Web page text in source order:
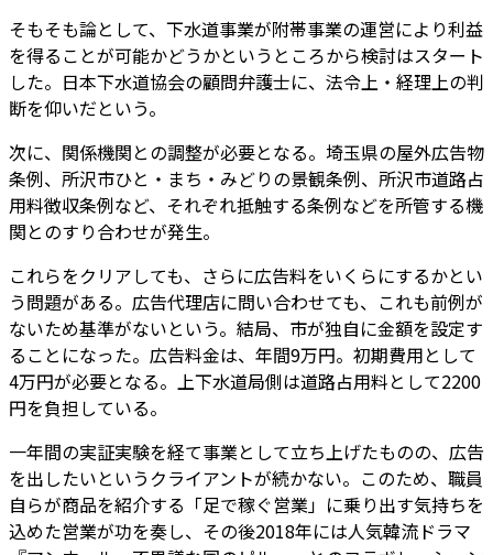
そもそも論として、下水道事業が附帯事業の運営により利益
を得ることが可能かどうかというところから検討はスタート
した。日本下水道協会の顧問弁護士に、法令上・経理上の判
断を仰いだという。
次に、関係機関との調整が必要となる。埼玉県の屋外広告物
条例、所沢市ひと・まち・みどりの景観条例、所沢市道路占
用料徴収条例など、それぞれ抵触する条例などを所管する機
関とのすり合わせが発生。
これらをクリアしても、さらに広告料をいくらにするかとい
う問題がある。広告代理店に問い合わせても、これも前例が
ないため基準がないという。結局、市が独自に金額を設定す
ることになった。広告料金は、年間9万円。初期費用として
4万円が必要となる。上下水道局側は道路占用料として2200
円を負担している。
一年間の実証実験を経て事業として立ち上げたものの、広告
を出したいというクライアントが続かない。このため、職員
自らが商品を紹介する「足で稼ぐ営業」に乗り出す気持ちを
込めた営業が功を奏し、その後2018年には人気韓流ドラマ